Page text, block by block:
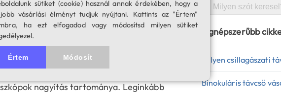
főként, de nem kizárólag,
a sztereo mikroszkópok nagyítása
nagyítás tartománya. Leginkább
Legnépszerűbb
Milyen csillagászati
Binokuláris távcső
sütiket (cookie) használ annak érdekében, hogy a
vásárlási élményt tudjuk nyújtani. Kattints az "Értem"
ha ezt elfogadod vagy módosítsd milyen sütiket
Értem Módosít